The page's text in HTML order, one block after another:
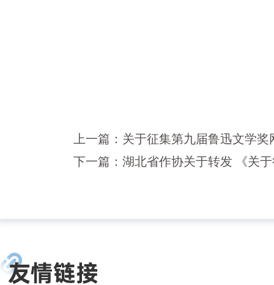
上一篇： 关于征集第九届鲁迅文学
下一篇： 湖北省作协关于转发 《关